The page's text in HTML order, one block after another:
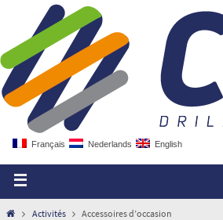
Français Nederlands English
Activités Accessoires d’occasion